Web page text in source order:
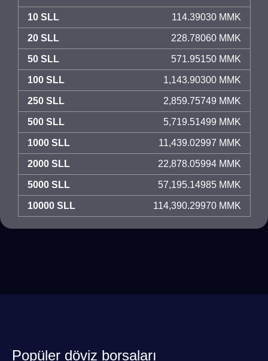
10 SLL 114.39030 MMK
20 SLL 228.78060 MMK
50 SLL 571.95150 MMK
100 SLL 1,143.90300 MMK
250 SLL 2,859.75749 MMK
500 SLL 5,719.51499 MMK
1000 SLL 11,439.02997 MMK
2000 SLL 22,878.05994 MMK
5000 SLL 57,195.14985 MMK
10000 SLL 114,390.29970 MMK
Popüler döviz borsaları